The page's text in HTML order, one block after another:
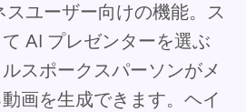
スユーザー向けの機能。ス
AI プレゼンターを選ぶ
スポークスパーソンがメ
画を生成できます。ヘイ